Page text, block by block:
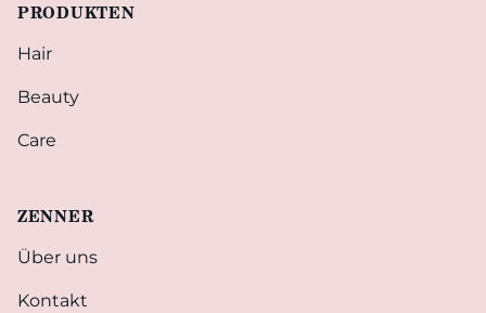
PRODUKTEN
Hair
Beauty
Care
ZENNER
Über uns
Kontakt